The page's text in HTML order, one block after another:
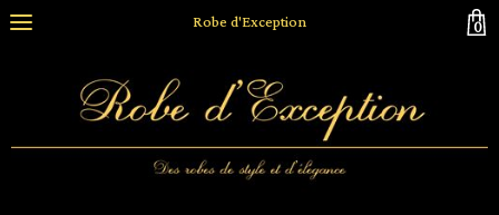
Robe d'Exception 0